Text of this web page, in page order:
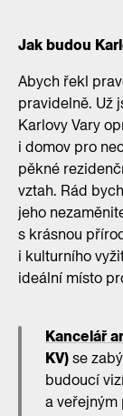
Jak budou
Abych řekl
pravidelně. Už
Karlovy Vary
i domov pro
pěkné
vztah. Rád
jeho
s krásnou
i kulturního
ideální místo
Kancelář
KV)se
budoucí
a